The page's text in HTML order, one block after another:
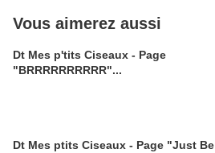
Vous aimerez aussi
Dt Mes p'tits Ciseaux - Page
"BRRRRRRRRRR"...
Dt Mes ptits Ciseaux - Page "Just Be